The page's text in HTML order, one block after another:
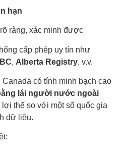
hạn
ràng, xác minh được
cấp phép uy tín như
, Alberta Registry, v.v.
có tính minh bạch cao
lái người nước ngoài
thế so với một số quốc gia
dữ liệu.